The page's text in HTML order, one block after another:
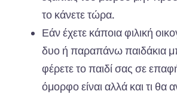
το κάνετε τώρα.
Εάν έχετε κάποια φιλική
δυο ή παραπάνω παιδάκια
φέρετε το παιδί σας σε επαφή
όμορφο είναι αλλά και τι θα